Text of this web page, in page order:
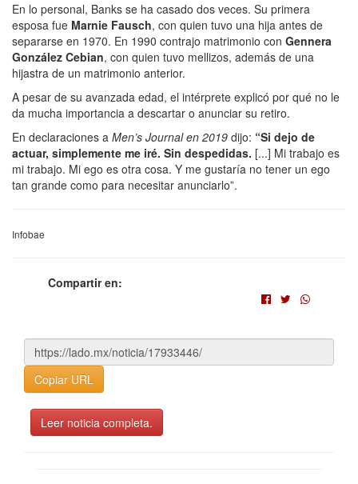
En lo personal, Banks se ha casado dos veces. Su primera
esposa fue Marnie Fausch, con quien tuvo una hija antes de
separarse en 1970. En 1990 contrajo matrimonio con Gennera
González Cebian, con quien tuvo mellizos, además de una
hijastra de un matrimonio anterior.
A pesar de su avanzada edad, el intérprete explicó por qué no le
da mucha importancia a descartar o anunciar su retiro.
En declaraciones a Men’s Journal en 2019 dijo: “Si dejo de
actuar, simplemente me iré. Sin despedidas. [...] Mi trabajo es
mi trabajo. Mi ego es otra cosa. Y me gustaría no tener un ego
tan grande como para necesitar anunciarlo”.
Infobae
Compartir en:
Copiar URL
Leer noticia completa.